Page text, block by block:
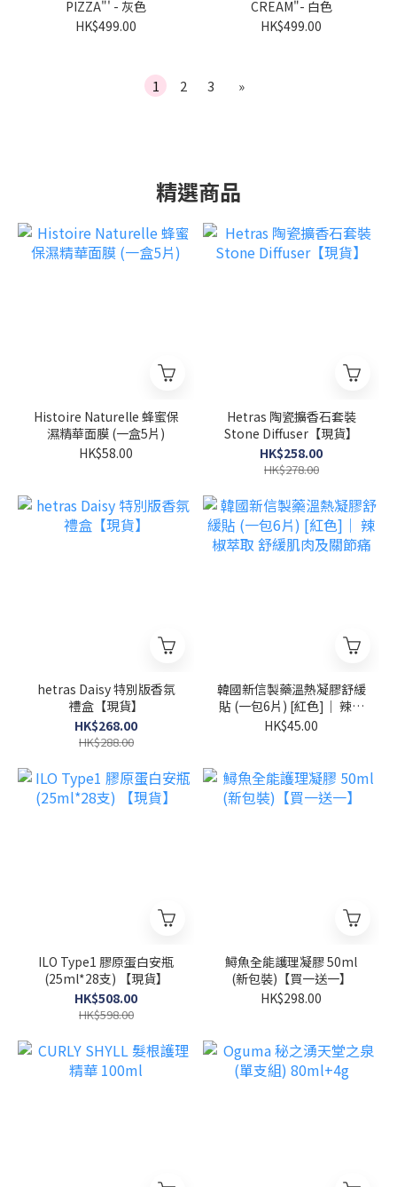
PIZZA"' - 灰色
HK$499.00
CREAM"- 白色
HK$499.00
1 2 3 »
精選商品
Histoire Naturelle 蜂蜜保
濕精華面膜 (一盒5片)
HK$58.00
Hetras 陶瓷擴香石套裝
Stone Diffuser【現貨】
HK$258.00
HK$278.00
hetras Daisy 特別版香氛
禮盒【現貨】
HK$268.00
HK$288.00
韓國新信製藥溫熱凝膠舒緩
貼 (一包6片) [紅色]｜ 辣椒
萃取 舒緩肌肉及關節痛
HK$45.00
ILO Type1 膠原蛋白安瓶
(25ml*28支) 【現貨】
HK$508.00
HK$598.00
鱘魚全能護理凝膠 50ml
(新包裝)【買一送一】
HK$298.00